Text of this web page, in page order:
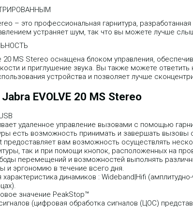
– это профессиональная гарнитура,
устраняет шум, так что вы можете лучше
20 MS Stereo оснащена блоком управления,
и приглушение звука. Вы также можете
устройства и позволяет лучше
EVOLVE 20 MS Stereo
удаленное управление вызовами с помощью
есть возможность принимать и завершать
предоставляет вам возможность осуществлять
так и при помощи кнопок, расположенных на
перемещений и возможностей выполнять
и эргономию в течение всего дня.
характеристика динамиков : Wideband|Hifi
значение PeakStop™
(цифровая обработка сигналов (ЦОС)